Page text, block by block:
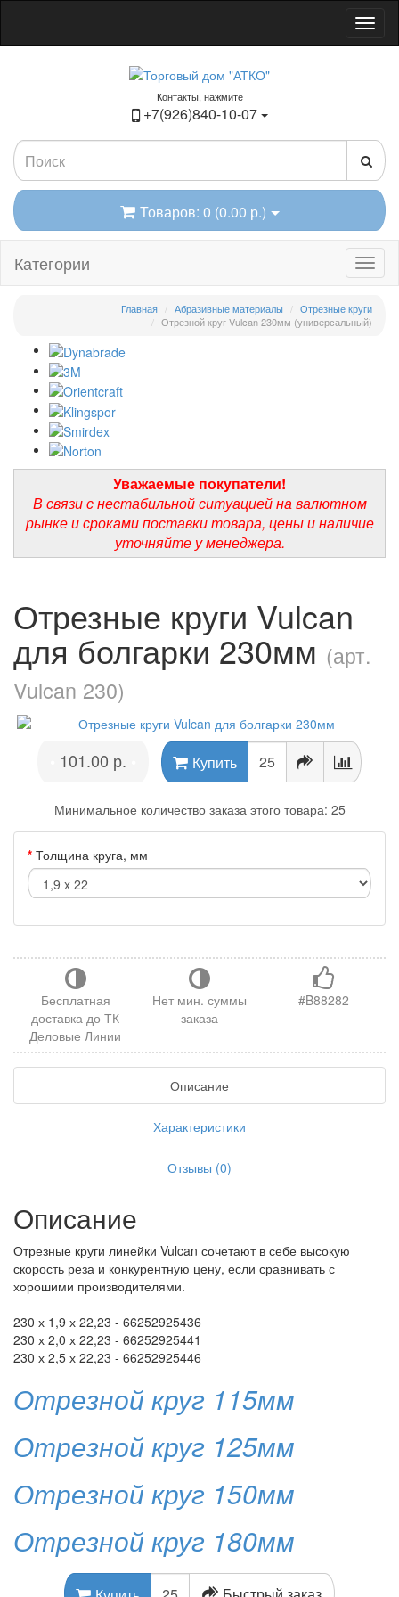
Контакты, нажмите
+7(926)840-10-07
Товаров: 0 (0.00 р.)
Категории
Главная Абразивные материалы
Отрезные круги
Отрезной круг Vulcan 230мм (универсальный)
Уважаемые покупатели!
В связи с нестабильной ситуацией на валютном
рынке и сроками поставки товара, цены и наличие
уточняйте у менеджера.
Отрезные круги Vulcan
для болгарки 230мм (арт.
Vulcan 230)
101.00 р. Купить
Минимальное количество заказа этого товара: 25
Толщина круга, мм
Бесплатная
доставка до ТК
Деловые Линии
Нет мин. суммы
заказа
#B88282
Описание
Характеристики
Отзывы (0)
Описание
Отрезные круги линейки Vulcan сочетают в себе высокую
скорость реза и конкурентную цену, если сравнивать с
хорошими производителями.
230 х 1,9 х 22,23 - 66252925436
230 х 2,0 х 22,23 - 66252925441
230 х 2,5 х 22,23 - 66252925446
Отрезной круг 115мм
Отрезной круг 125мм
Отрезной круг 150мм
Отрезной круг 180мм